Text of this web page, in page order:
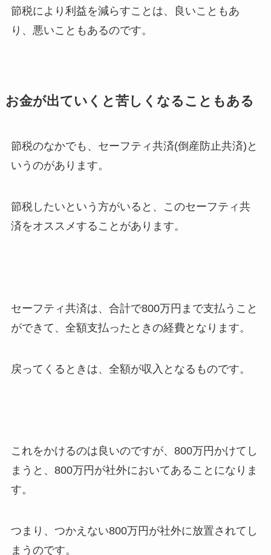
節税により利益を減らすことは、良いこともあ
り、悪いこともあるのです。
お金が出ていくと苦しくなることもある
節税のなかでも、セーフティ共済(倒産防止共済)と
いうのがあります。
節税したいという方がいると、このセーフティ共
済をオススメすることがあります。
セーフティ共済は、合計で800万円まで支払うこと
ができて、全額支払ったときの経費となります。
戻ってくるときは、全額が収入となるものです。
これをかけるのは良いのですが、800万円かけてし
まうと、800万円が社外においてあることになりま
す。
つまり、つかえない800万円が社外に放置されてし
まうのです。